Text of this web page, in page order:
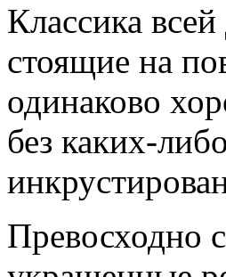
Классика
стоящие на
одинаково
без каких-
Превосходно